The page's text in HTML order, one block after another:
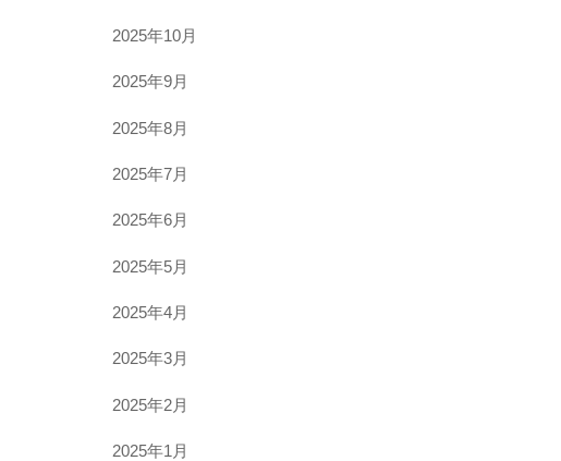
2025年10月
2025年9月
2025年8月
2025年7月
2025年6月
2025年5月
2025年4月
2025年3月
2025年2月
2025年1月